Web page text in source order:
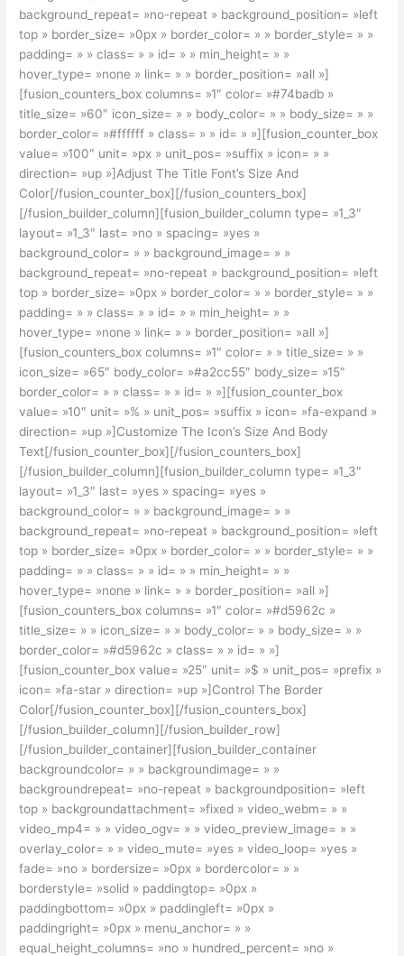
background_repeat= »no-repeat » background_position= »left
top » border_size= »0px » border_color= » » border_style= » »
padding= » » class= » » id= » » min_height= » »
hover_type= »none » link= » » border_position= »all »]
[fusion_counters_box columns= »1″ color= »#74badb »
title_size= »60″ icon_size= » » body_color= » » body_size= » »
border_color= »#ffffff » class= » » id= » »][fusion_counter_box
value= »100″ unit= »px » unit_pos= »suffix » icon= » »
direction= »up »]Adjust The Title Font’s Size And
Color[/fusion_counter_box][/fusion_counters_box]
[/fusion_builder_column][fusion_builder_column type= »1_3″
layout= »1_3″ last= »no » spacing= »yes »
background_color= » » background_image= » »
background_repeat= »no-repeat » background_position= »left
top » border_size= »0px » border_color= » » border_style= » »
padding= » » class= » » id= » » min_height= » »
hover_type= »none » link= » » border_position= »all »]
[fusion_counters_box columns= »1″ color= » » title_size= » »
icon_size= »65″ body_color= »#a2cc55″ body_size= »15″
border_color= » » class= » » id= » »][fusion_counter_box
value= »10″ unit= »% » unit_pos= »suffix » icon= »fa-expand »
direction= »up »]Customize The Icon’s Size And Body
Text[/fusion_counter_box][/fusion_counters_box]
[/fusion_builder_column][fusion_builder_column type= »1_3″
layout= »1_3″ last= »yes » spacing= »yes »
background_color= » » background_image= » »
background_repeat= »no-repeat » background_position= »left
top » border_size= »0px » border_color= » » border_style= » »
padding= » » class= » » id= » » min_height= » »
hover_type= »none » link= » » border_position= »all »]
[fusion_counters_box columns= »1″ color= »#d5962c »
title_size= » » icon_size= » » body_color= » » body_size= » »
border_color= »#d5962c » class= » » id= » »]
[fusion_counter_box value= »25″ unit= »$ » unit_pos= »prefix »
icon= »fa-star » direction= »up »]Control The Border
Color[/fusion_counter_box][/fusion_counters_box]
[/fusion_builder_column][/fusion_builder_row]
[/fusion_builder_container][fusion_builder_container
backgroundcolor= » » backgroundimage= » »
backgroundrepeat= »no-repeat » backgroundposition= »left
top » backgroundattachment= »fixed » video_webm= » »
video_mp4= » » video_ogv= » » video_preview_image= » »
overlay_color= » » video_mute= »yes » video_loop= »yes »
fade= »no » bordersize= »0px » bordercolor= » »
borderstyle= »solid » paddingtop= »0px »
paddingbottom= »0px » paddingleft= »0px »
paddingright= »0px » menu_anchor= » »
equal_height_columns= »no » hundred_percent= »no »